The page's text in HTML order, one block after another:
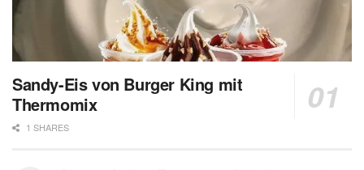
Sandy-Eis von Burger King mit
Thermomix
1 SHARES